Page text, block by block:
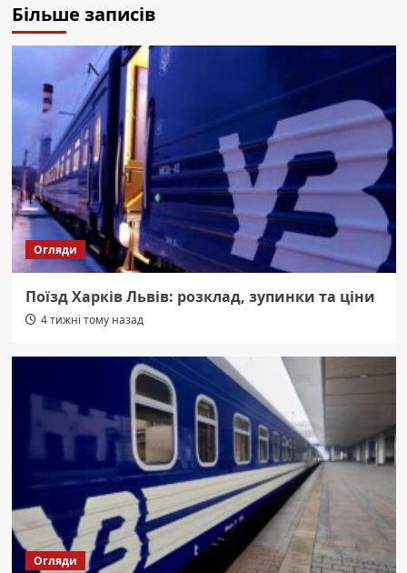
Більше записів
Огляди
Поїзд Харків Львів: розклад, зупинки та ціни
4 тижні тому назад
Огляди